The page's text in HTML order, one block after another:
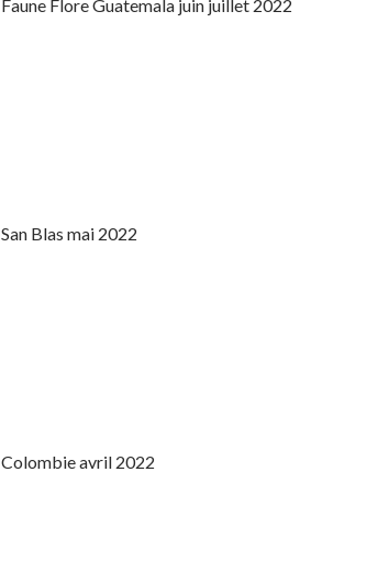
Faune Flore Guatemala juin juillet 2022
San Blas mai 2022
Colombie avril 2022